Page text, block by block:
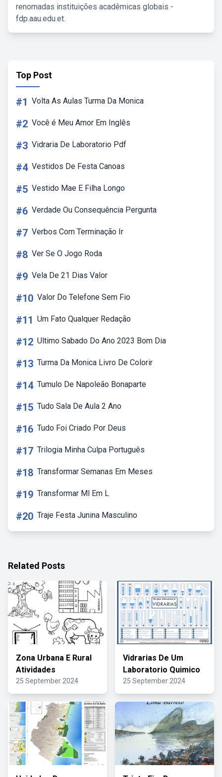
renomadas instituições acadêmicas globais -
fdp.aau.edu.et.
Top Post
#1 Volta As Aulas Turma Da Monica
#2 Você é Meu Amor Em Inglês
#3 Vidraria De Laboratorio Pdf
#4 Vestidos De Festa Canoas
#5 Vestido Mae E Filha Longo
#6 Verdade Ou Consequência Pergunta
#7 Verbos Com Terminação Ir
#8 Ver Se O Jogo Roda
#9 Vela De 21 Dias Valor
#10 Valor Do Telefone Sem Fio
#11 Um Fato Qualquer Redação
#12 Ultimo Sabado Do Ano 2023 Bom Dia
#13 Turma Da Monica Livro De Colorir
#14 Tumulo De Napoleão Bonaparte
#15 Tudo Sala De Aula 2 Ano
#16 Tudo Foi Criado Por Deus
#17 Trilogia Minha Culpa Português
#18 Transformar Semanas Em Meses
#19 Transformar Ml Em L
#20 Traje Festa Junina Masculino
Related Posts
Zona Urbana E Rural
Atividades
25 September 2024
Vidrarias De Um
Laboratorio Quimico
25 September 2024